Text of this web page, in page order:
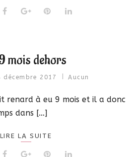
mois dehors
décembre 2017
Aucun
renard à eu 9 mois et il a donc
dans […]
LIRE LA SUITE